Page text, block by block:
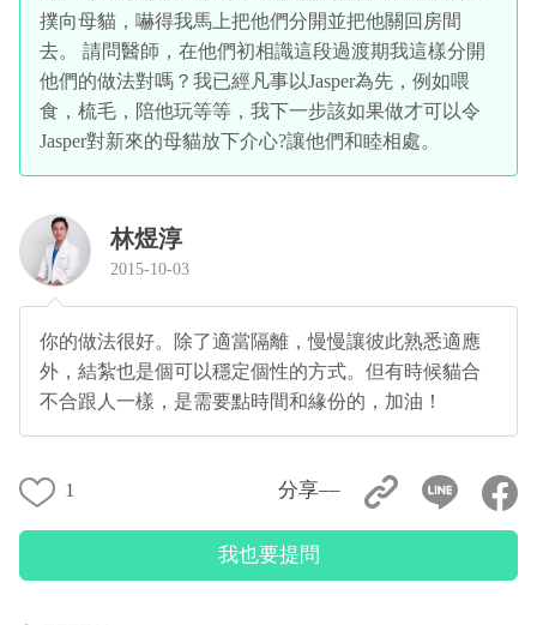
撲向母貓，嚇得我馬上把他們分開並把他關回房間
去。 請問醫師，在他們初相識這段過渡期我這樣分開
他們的做法對嗎？我已經凡事以Jasper為先，例如喂
食，梳毛，陪他玩等等，我下一步該如果做才可以令
Jasper對新來的母貓放下介心?讓他們和睦相處。
林煜淳
2015-10-03
你的做法很好。除了適當隔離，慢慢讓彼此熟悉適應
外，結紮也是個可以穩定個性的方式。但有時候貓合
不合跟人一樣，是需要點時間和緣份的，加油！
1 分享––
我也要提問